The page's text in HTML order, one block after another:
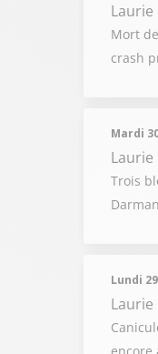
Laurie
Mort
crash
Mardi
Laurie
Trois
Lundi
Laurie